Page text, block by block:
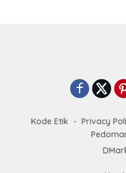
Kode Etik Privacy